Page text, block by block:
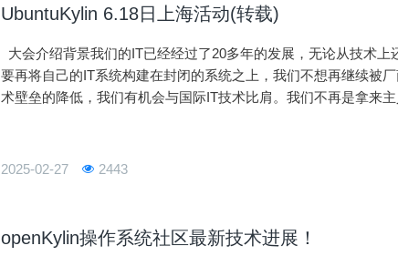
UbuntuKylin 6.18日上海活动(转载)
大会介绍背景我们的IT已经经过了20多年的发展，无论从技术
要再将自己的IT系统构建在封闭的系统之上，我们不想再继续被
术壁垒的降低，我们有机会与国际IT技术比肩。我们不再是拿来
2025-02-27 2443
openKylin操作系统社区最新技术进展！